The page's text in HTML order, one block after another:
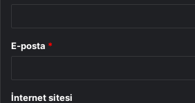
E-posta *
İnternet sitesi